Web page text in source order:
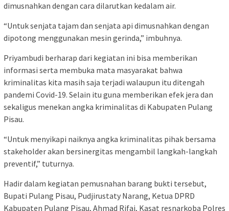
dimusnahkan dengan cara dilarutkan kedalam air.
“Untuk senjata tajam dan senjata api dimusnahkan dengan
dipotong menggunakan mesin gerinda,” imbuhnya.
Priyambudi berharap dari kegiatan ini bisa memberikan
informasi serta membuka mata masyarakat bahwa
kriminalitas kita masih saja terjadi walaupun itu ditengah
pandemi Covid-19. Selain itu guna memberikan efek jera dan
sekaligus menekan angka kriminalitas di Kabupaten Pulang
Pisau.
“Untuk menyikapi naiknya angka kriminalitas pihak bersama
stakeholder akan bersinergitas mengambil langkah-langkah
preventif,” tuturnya.
Hadir dalam kegiatan pemusnahan barang bukti tersebut,
Bupati Pulang Pisau, Pudjirustaty Narang, Ketua DPRD
Kabupaten Pulang Pisau, Ahmad Rifai, Kasat resnarkoba Polres